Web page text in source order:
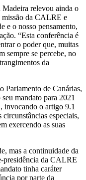
Madeira relevou ainda o
missão da CALRE e
e o nosso pensamento,
“Esta conferência é
o poder que, muitas
sempre se percebe, no
da
Parlamento de Canárias,
mandato para 2021
invocando o artigo 9.1
especiais,
exercendo as suas
mas a continuidade da
presidência da CALRE
tinha caráter
por parte da